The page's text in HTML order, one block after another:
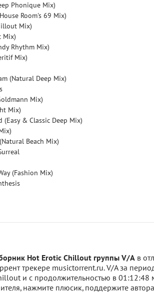
Phonique Mix)
Room's 69 Mix)
Mix)
Mix)
Rhythm Mix)
Mix)
(Natural Deep Mix)
Mix)
Mix)
(Easy & Classic Deep Mix)
Beach Mix)
(Fashion Mix)
Hot Erotic Chillout группы V/Aв
трекере musictorrent.ru. V/A за
и с продолжительностью в 01:12:48
нажмите плюсик, поддержите